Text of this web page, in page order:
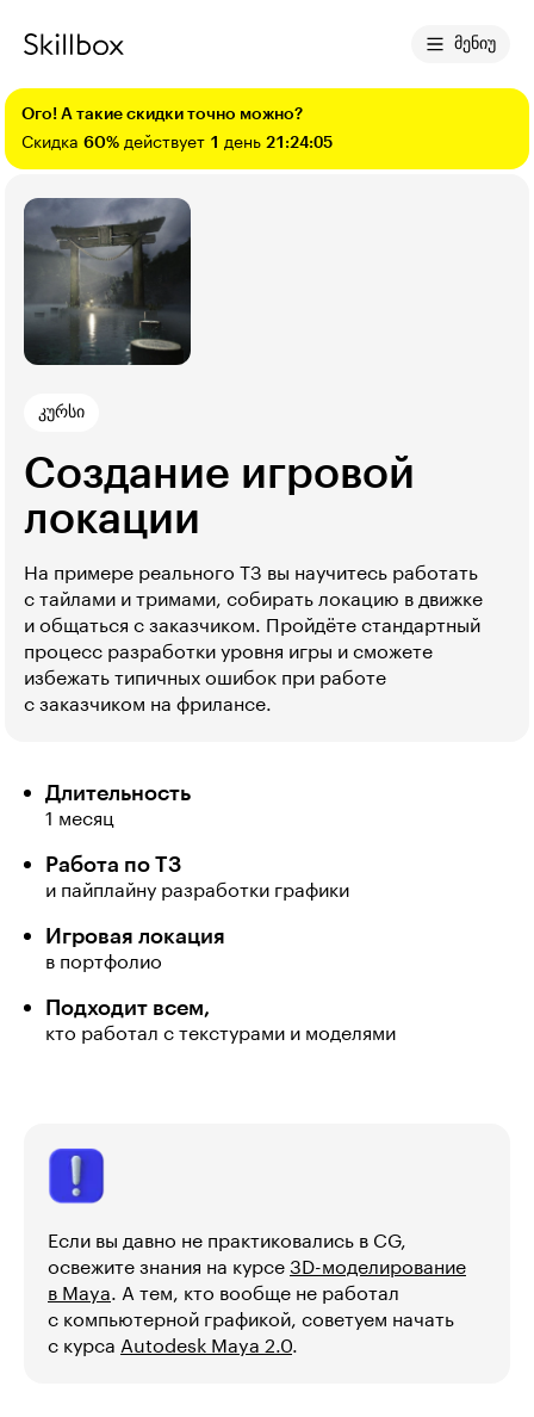
მენიუ
Ого! А такие скидки точно можно?
Скидка 60% действует 1 день 21:24:04
კურსი
Создание игровой
локации
На примере реального ТЗ вы научитесь работать
с тайлами и тримами, собирать локацию в движке
и общаться с заказчиком. Пройдёте стандартный
процесс разработки уровня игры и сможете
избежать типичных ошибок при работе
с заказчиком на фрилансе.
Длительность
1 месяц
Работа по ТЗ
и пайплайну разработки графики
Игровая локация
в портфолио
Подходит всем,
кто работал с текстурами и моделями
Если вы давно не практиковались в CG,
освежите знания на курсе 3D-моделирование
в Maya. А тем, кто вообще не работал
с компьютерной графикой, советуем начать
с курса Autodesk Maya 2.0.